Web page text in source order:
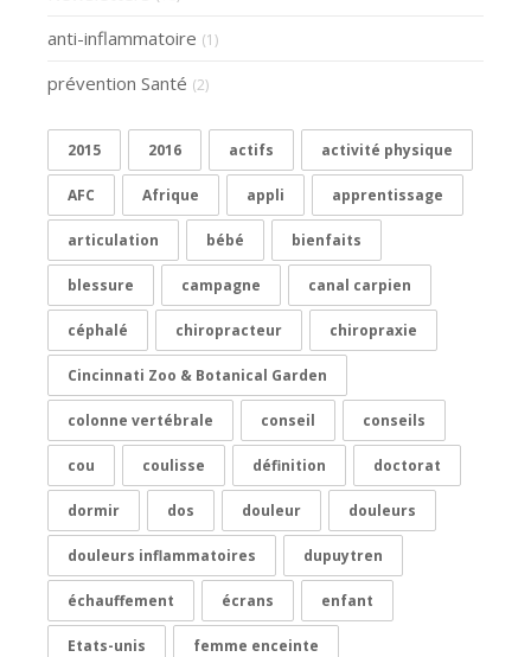
anti-inflammatoire (1)
prévention Santé (2)
2015 2016 actifs activité physique
AFC Afrique appli apprentissage
articulation bébé bienfaits
blessure campagne canal carpien
céphalé chiropracteur chiropraxie
Cincinnati Zoo & Botanical Garden
colonne vertébrale conseil conseils
cou coulisse définition doctorat
dormir dos douleur douleurs
douleurs inflammatoires dupuytren
échauffement écrans enfant
Etats-unis femme enceinte